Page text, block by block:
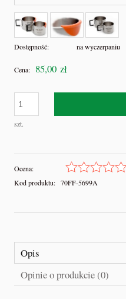
Dostępność: na wyczerpaniu
Cena: 85,00 zł
szt.
Ocena:
Kod produktu: 70FF-5699A
Opis
Opinie o produkcie (0)